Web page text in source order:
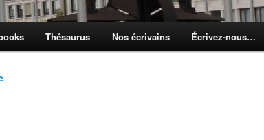
Thésaurus Nos écrivains Écrivez-nous…